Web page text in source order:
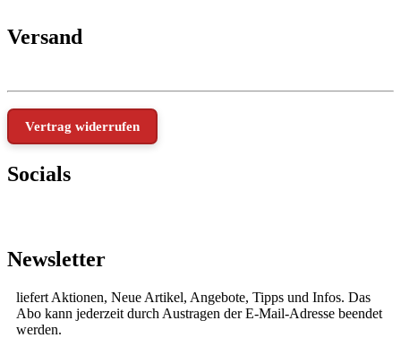
Versand
Vertrag widerrufen
Socials
Newsletter
liefert Aktionen, Neue Artikel, Angebote, Tipps und Infos. Das
Abo kann jederzeit durch Austragen der E-Mail-Adresse beendet
werden.